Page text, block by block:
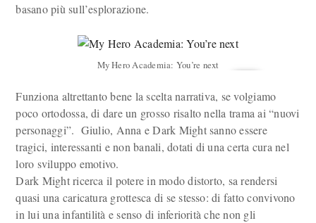
basano più sull’esplorazione.
My Hero Academia: You’re next
Funziona altrettanto bene la scelta narrativa, se volgiamo
poco ortodossa, di dare un grosso risalto nella trama ai “nuovi
personaggi”. Giulio, Anna e Dark Might sanno essere
tragici, interessanti e non banali, dotati di una certa cura nel
loro sviluppo emotivo.
Dark Might ricerca il potere in modo distorto, sa rendersi
quasi una caricatura grottesca di se stesso: di fatto convivono
in lui una infantilità e senso di inferiorità che non gli